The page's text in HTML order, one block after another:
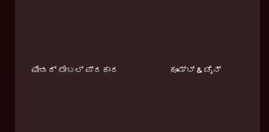
ಫೀಡರ್ ಟೇಬಲ್ ಪ್ರಕಾರ ಕೂಮ್ಬ್ & ಚೈನ್